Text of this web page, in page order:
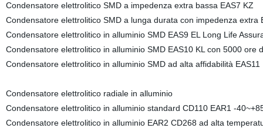
Condensatore elettrolitico SMD a impedenza extra bassa EAS7 KZ
Condensatore elettrolitico SMD a lunga durata con impedenza extra
Condensatore elettrolitico in alluminio SMD EAS9 EL Long Life
Condensatore elettrolitico in alluminio SMD EAS10 KL con 5000 ore
Condensatore elettrolitico in alluminio SMD ad alta affidabilità EAS11
Condensatore elettrolitico radiale in alluminio
Condensatore elettrolitico in alluminio standard CD110 EAR1 -
Condensatore elettrolitico in alluminio EAR2 CD268 ad alta